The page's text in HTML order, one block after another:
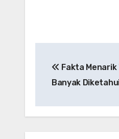
navigation
Fakta
Banyak